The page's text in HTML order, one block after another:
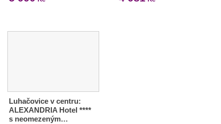
Luhačovice v centru:
ALEXANDRIA Hotel ****
s neomezeným…